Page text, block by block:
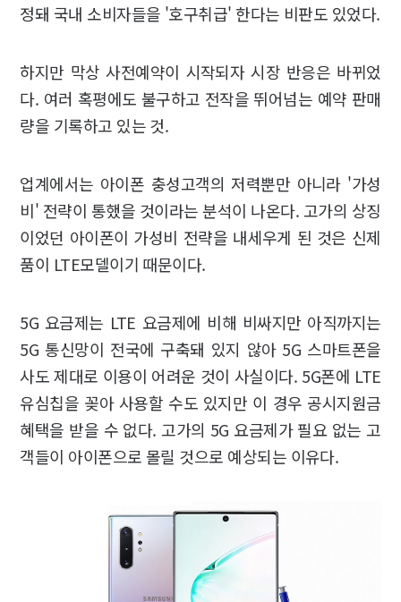
정돼 국내 소비자들을 '호구취급' 한다는 비판도 있었다.
하지만 막상 사전예약이 시작되자 시장 반응은 바뀌었
다. 여러 혹평에도 불구하고 전작을 뛰어넘는 예약 판매
량을 기록하고 있는 것.
업계에서는 아이폰 충성고객의 저력뿐만 아니라 '가성
비' 전략이 통했을 것이라는 분석이 나온다. 고가의 상징
이었던 아이폰이 가성비 전략을 내세우게 된 것은 신제
품이 LTE모델이기 때문이다.
5G 요금제는 LTE 요금제에 비해 비싸지만 아직까지는
5G 통신망이 전국에 구축돼 있지 않아 5G 스마트폰을
사도 제대로 이용이 어려운 것이 사실이다. 5G폰에 LTE
유심칩을 꽂아 사용할 수도 있지만 이 경우 공시지원금
혜택을 받을 수 없다. 고가의 5G 요금제가 필요 없는 고
객들이 아이폰으로 몰릴 것으로 예상되는 이유다.